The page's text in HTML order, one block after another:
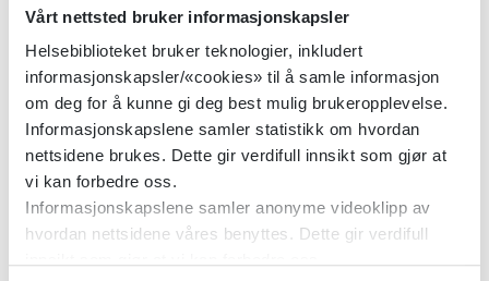
Vårt nettsted bruker informasjonskapsler
Helsebiblioteket bruker teknologier, inkludert
informasjonskapsler/«cookies» til å samle informasjon
om deg for å kunne gi deg best mulig brukeropplevelse.
Informasjonskapslene samler statistikk om hvordan
nettsidene brukes. Dette gir verdifull innsikt som gjør at
vi kan forbedre oss.
Informasjonskapslene samler anonyme videoklipp av
hvordan nettsidene våres benyttes. Dette gir verdifull
Helsenorge.no 2016
Detaljer
Pasientinformasjon hos Psynett
PSYNETT 2016